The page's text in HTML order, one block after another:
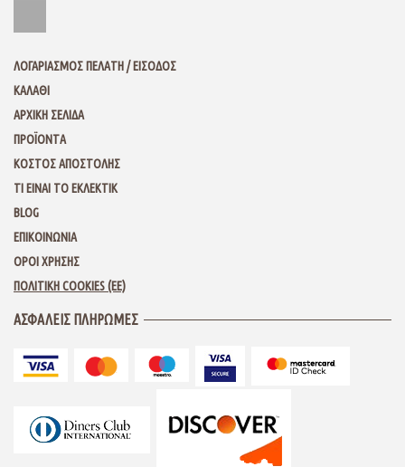
ΛΟΓΑΡΙΑΣΜΟΣ ΠΕΛΑΤΗ / ΕΙΣΟΔΟΣ
ΚΑΛΑΘΙ
ΑΡΧΙΚΗ ΣΕΛΙΔΑ
ΠΡΟΪΟΝΤΑ
ΚΟΣΤΟΣ ΑΠΟΣΤΟΛΗΣ
ΤΙ ΕΙΝΑΙ ΤΟ ΕΚΛΕΚΤΙΚ
BLOG
ΕΠΙΚΟΙΝΩΝΙΑ
ΟΡΟΙ ΧΡΗΣΗΣ
ΠΟΛΙΤΙΚΗ COOKIES (ΕΕ)
ΑΣΦΑΛΕΙΣ ΠΛΗΡΩΜΕΣ